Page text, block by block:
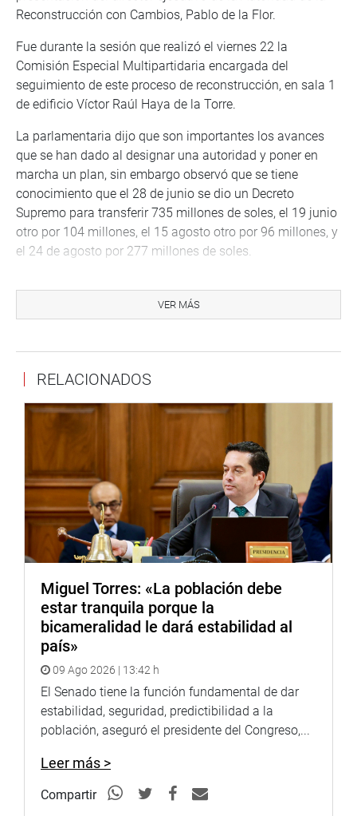
Reconstrucción con Cambios, Pablo de la Flor.
Fue durante la sesión que realizó el viernes 22 la
Comisión Especial Multipartidaria encargada del
seguimiento de este proceso de reconstrucción, en sala 1
de edificio Víctor Raúl Haya de la Torre.
La parlamentaria dijo que son importantes los avances
que se han dado al designar una autoridad y poner en
marcha un plan, sin embargo observó que se tiene
conocimiento que el 28 de junio se dio un Decreto
Supremo para transferir 735 millones de soles, el 19 junio
otro por 104 millones, el 15 agosto otro por 96 millones, y
el 24 de agosto por 277 millones de soles.
soles, pero la gran preocupación es que su ejecución es
cero y la plata ya debería estar encaminada. “Por ejemplo,
Por su parte, Pablo de la Flor resaltó que la inversión para
la reconstrucción representa un esfuerzo fiscal sin
precedentes en la historia del país.
“Se han destinado 25 mil 655 millones de soles lo cual
representa 11 puntos porcentuales del PBI de las regiones
afectadas y el 4% del PBI nacional, pero lo más
importante – resaltó- es que además de la reposición de
infraestructura física se espera un shock económico
nacional porque se crearán 150 mil puestos de trabajo en
En sus intervenciones los congresistas coincidieron con
Schaefer al demandar para sus regiones la ejecución de
obras en forma transparente y en el menor tiempo
posible.
La congresista Milagros Takayama Jiménez (FP) advirtió
que el gerente regional de la Reconstrucción con Cambios
en Lambayeque es un funcionario que estaría ligado a
empresas constructoras, a transportes, a ventas de
materiales de construcción y además no tendría los
pergaminos para ocupar ese puesto
VER MÁS
RELACIONADOS
Miguel Torres: «La población debe
estar tranquila porque la
bicameralidad le dará estabilidad al
país»
09 Ago 2026 | 13:42 h
El Senado tiene la función fundamental de dar
estabilidad, seguridad, predictibilidad a la
población, aseguró el presidente del Congreso,...
Leer más >
Compartir